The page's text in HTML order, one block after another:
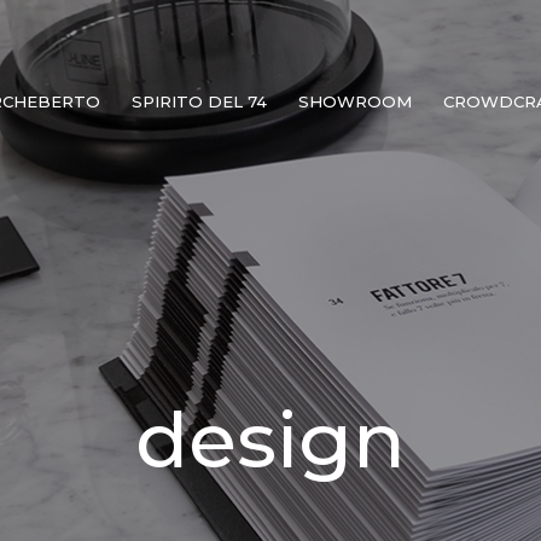
SPIRITO DEL 74 SHOWROOM
design